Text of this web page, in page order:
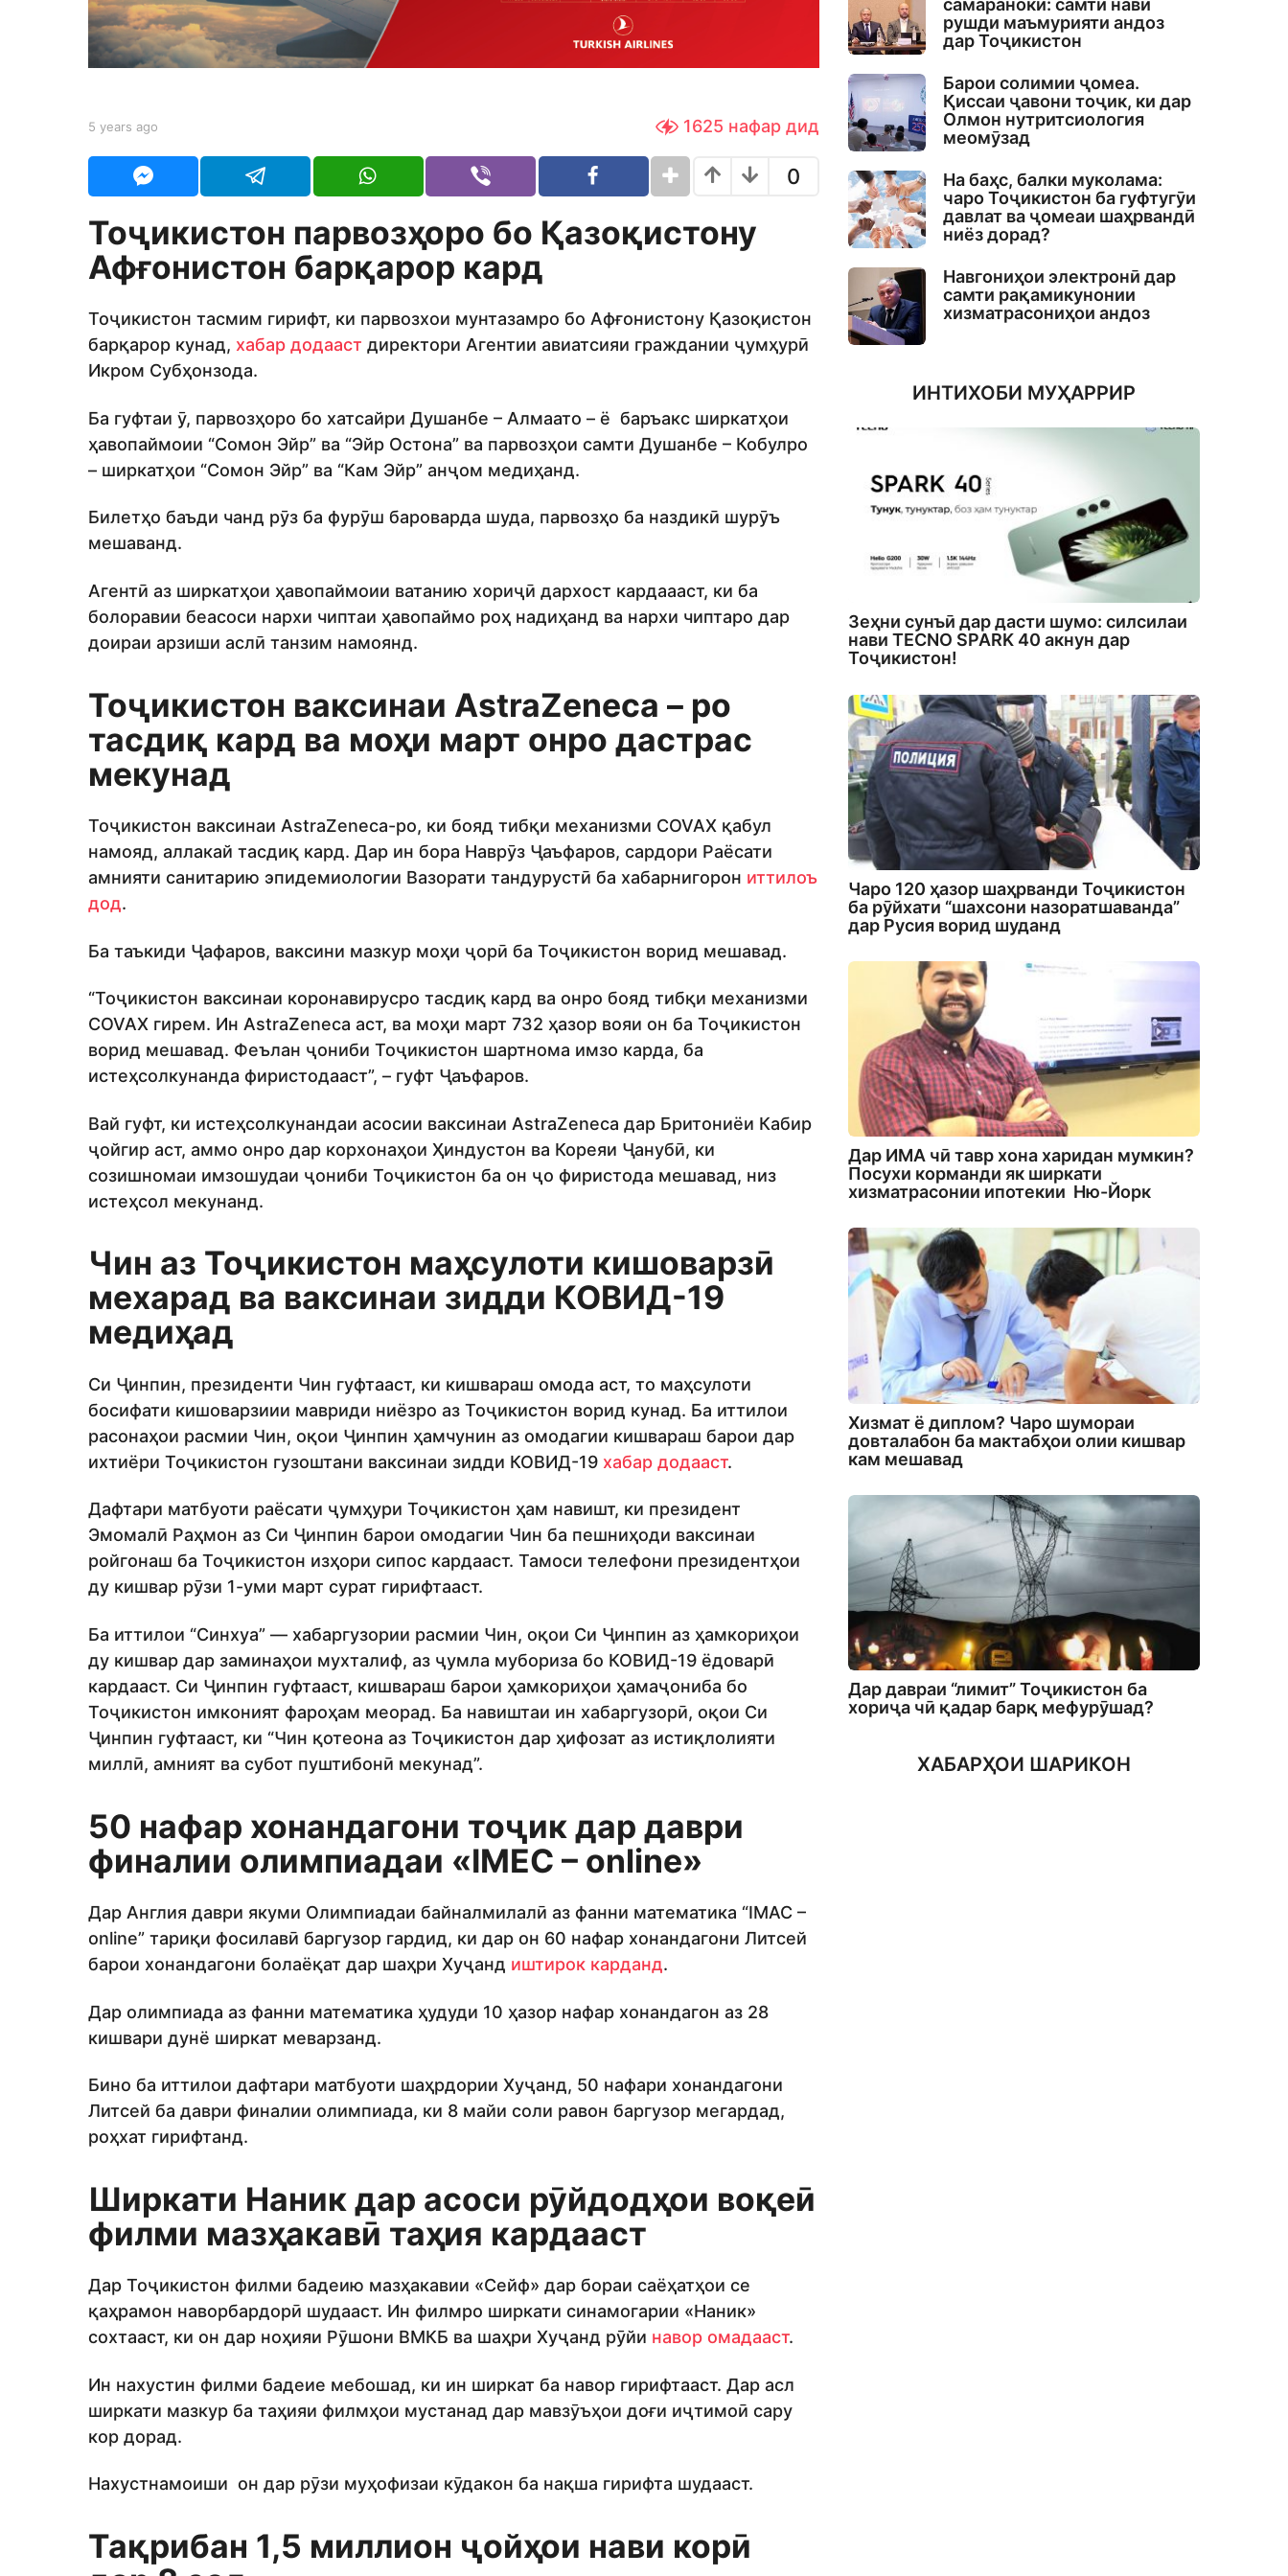
s
a
g
b
Y
U
R
5 years ago
r
a
o
1625 нафар дид
0
Тоҷикистон парвозҳоро бо Қазоқистону
Афғонистон барқарор кард
Тоҷикистон тасмим гирифт, ки парвозхои мунтазамро бо Афғонистону Қазоқистон
барқарор кунад, хабар додааст директори Агентии авиатсияи граждании ҷумҳурӣ
Икром Субҳонзода.
Ба гуфтаи ӯ, парвозҳоро бо хатсайри Душанбе – Алмаато – ё баръакс ширкатҳои
ҳавопаймоии “Сомон Эйр” ва “Эйр Остона” ва парвозҳои самти Душанбе – Кобулро
– ширкатҳои “Сомон Эйр” ва “Кам Эйр” анҷом медиҳанд.
Билетҳо баъди чанд рӯз ба фурӯш бароварда шуда, парвозҳо ба наздикӣ шурӯъ
мешаванд.
Агентӣ аз ширкатҳои ҳавопаймоии ватанию хориҷӣ дархост кардаааст, ки ба
болоравии беасоси нархи чиптаи ҳавопаймо роҳ надиҳанд ва нархи чиптаро дар
доираи арзиши аслӣ танзим намоянд.
Тоҷикистон ваксинаи AstraZeneca – ро
тасдиқ кард ва моҳи март онро дастрас
мекунад
Тоҷикистон ваксинаи AstraZeneca-ро, ки бояд тибқи механизми COVAX қабул
намояд, аллакай тасдиқ кард. Дар ин бора Наврӯз Ҷаъфаров, сардори Раёсати
амнияти санитарию эпидемиологии Вазорати тандурустӣ ба хабарнигорон иттилоъ
дод.
Ба таъкиди Ҷафаров, ваксини мазкур моҳи ҷорӣ ба Тоҷикистон ворид мешавад.
“Тоҷикистон ваксинаи коронавирусро тасдиқ кард ва онро бояд тибқи механизми
COVAX гирем. Ин AstraZeneca аст, ва моҳи март 732 ҳазор вояи он ба Тоҷикистон
ворид мешавад. Феълан ҷониби Тоҷикистон шартнома имзо карда, ба
истеҳсолкунанда фиристодааст”, – гуфт Ҷаъфаров.
Вай гуфт, ки истеҳсолкунандаи асосии ваксинаи AstraZeneca дар Бритониёи Кабир
ҷойгир аст, аммо онро дар корхонаҳои Ҳиндустон ва Кореяи Ҷанубӣ, ки
созишномаи имзошудаи ҷониби Тоҷикистон ба он ҷо фиристода мешавад, низ
истеҳсол мекунанд.
Чин аз Тоҷикистон маҳсулоти кишоварзӣ
мехарад ва ваксинаи зидди КОВИД-19
медиҳад
Си Ҷинпин, президенти Чин гуфтааст, ки кишвараш омода аст, то маҳсулоти
босифати кишоварзиии мавриди ниёзро аз Тоҷикистон ворид кунад. Ба иттилои
расонаҳои расмии Чин, оқои Ҷинпин ҳамчунин аз омодагии кишвараш барои дар
ихтиёри Тоҷикистон гузоштани ваксинаи зидди КОВИД-19 хабар додааст.
Дафтари матбуоти раёсати ҷумҳури Тоҷикистон ҳам навишт, ки президент
Эмомалӣ Раҳмон аз Си Ҷинпин барои омодагии Чин ба пешниҳоди ваксинаи
ройгонаш ба Тоҷикистон изҳори сипос кардааст. Тамоси телефони президентҳои
ду кишвар рӯзи 1-уми март сурат гирифтааст.
Ба иттилои “Синхуа” — хабаргузории расмии Чин, оқои Си Ҷинпин аз ҳамкориҳои
ду кишвар дар заминаҳои мухталиф, аз ҷумла мубориза бо КОВИД-19 ёдоварӣ
кардааст. Си Ҷинпин гуфтааст, кишвараш барои ҳамкориҳои ҳамаҷониба бо
Тоҷикистон имконият фароҳам меорад. Ба навиштаи ин хабаргузорӣ, оқои Си
Ҷинпин гуфтааст, ки “Чин қотеона аз Тоҷикистон дар ҳифозат аз истиқлолияти
миллӣ, амният ва субот пуштибонӣ мекунад”.
50 нафар хонандагони тоҷик дар даври
финалии олимпиадаи «IMEC – online»
Дар Англия даври якуми Олимпиадаи байналмилалӣ аз фанни математика “IMAC –
online” тариқи фосилавӣ баргузор гардид, ки дар он 60 нафар хонандагони Литсей
барои хонандагони болаёқат дар шаҳри Хуҷанд иштирок карданд.
Дар олимпиада аз фанни математика ҳудуди 10 ҳазор нафар хонандагон аз 28
кишвари дунё ширкат меварзанд.
Бино ба иттилои дафтари матбуоти шаҳрдории Хуҷанд, 50 нафари хонандагони
Литсей ба даври финалии олимпиада, ки 8 майи соли равон баргузор мегардад,
роҳхат гирифтанд.
Ширкати Наник дар асоси рӯйдодҳои воқеӣ
филми мазҳакавӣ таҳия кардааст
Дар Тоҷикистон филми бадеию мазҳакавии «Сейф» дар бораи саёҳатҳои се
қаҳрамон наворбардорӣ шудааст. Ин филмро ширкати синамогарии «Наник»
сохтааст, ки он дар ноҳияи Рӯшони ВМКБ ва шаҳри Хуҷанд рӯйи навор омадааст.
Ин нахустин филми бадеие мебошад, ки ин ширкат ба навор гирифтааст. Дар асл
ширкати мазкур ба таҳияи филмҳои мустанад дар мавзӯъҳои доғи иҷтимоӣ сару
кор дорад.
Нахустнамоиши он дар рӯзи муҳофизаи кӯдакон ба нақша гирифта шудааст.
Тақрибан 1,5 миллион ҷойҳои нави корӣ
самаранокӣ: самти нави
рушди маъмурияти андоз
дар Тоҷикистон
Барои солимии ҷомеа.
Қиссаи ҷавони тоҷик, ки дар
Олмон нутритсиология
меомӯзад
На баҳс, балки муколама:
чаро Тоҷикистон ба гуфтугӯи
давлат ва ҷомеаи шаҳрвандӣ
ниёз дорад?
Навгониҳои электронӣ дар
самти рақамикунонии
хизматрасониҳои андоз
ИНТИХОБИ МУҲАРРИР
Зеҳни сунъӣ дар дасти шумо: силсилаи
нави TECNO SPARK 40 акнун дар
Тоҷикистон!
Чаро 120 ҳазор шаҳрванди Тоҷикистон
ба рӯйхати “шахсони назоратшаванда”
дар Русия ворид шуданд
Дар ИМА чӣ тавр хона харидан мумкин?
Посухи корманди як ширкати
хизматрасонии ипотекии Ню-Йорк
Хизмат ё диплом? Чаро шумораи
довталабон ба мактабҳои олии кишвар
кам мешавад
Дар давраи “лимит” Тоҷикистон ба
хориҷа чӣ қадар барқ мефурӯшад?
ХАБАРҲОИ ШАРИКОН